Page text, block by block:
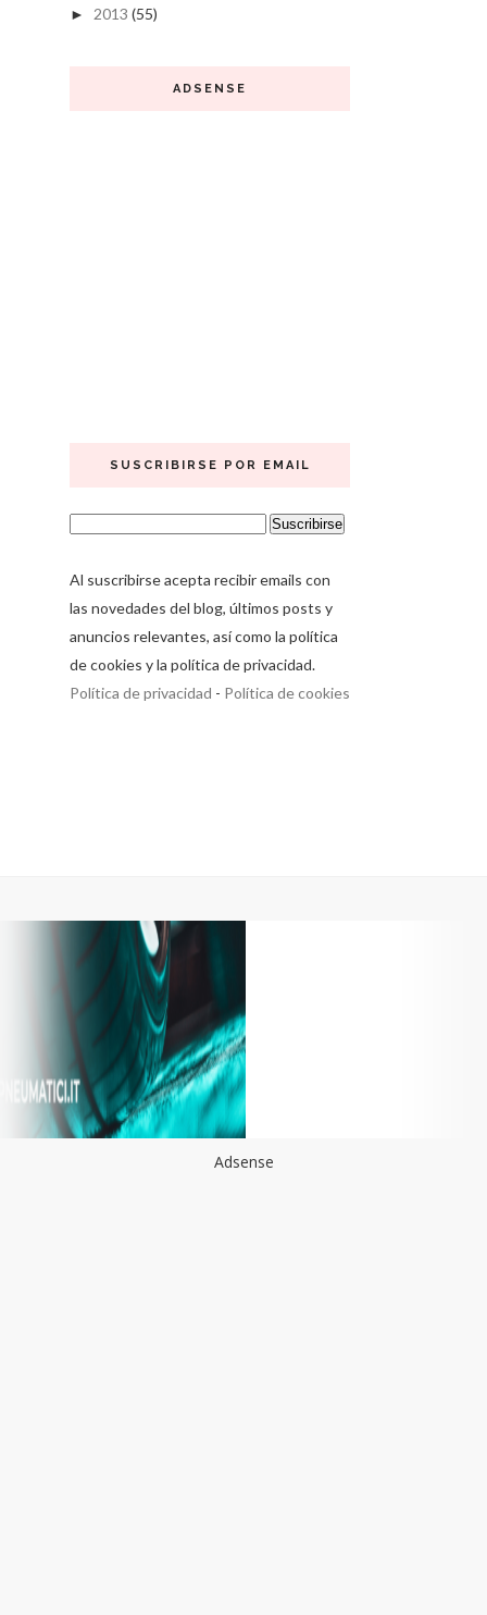
► 2013 (55)
ADSENSE
SUSCRIBIRSE POR EMAIL
Al suscribirse acepta recibir emails con
las novedades del blog, últimos posts y
anuncios relevantes, así como la política
de cookies y la política de privacidad.
Política de privacidad - Política de cookies
Adsense